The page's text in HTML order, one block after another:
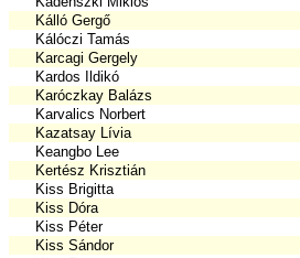
Kálló Gergő
Kálóczi Tamás
Karcagi Gergely
Kardos Ildikó
Karóczkay Balázs
Karvalics Norbert
Kazatsay Lívia
Keangbo Lee
Kertész Krisztián
Kiss Brigitta
Kiss Dóra
Kiss Péter
Kiss Sándor